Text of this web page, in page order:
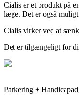
Cialis er et produkt på
læge. Det er også
Cialis virker ved at
Det er tilgængeligt for
Parkering +